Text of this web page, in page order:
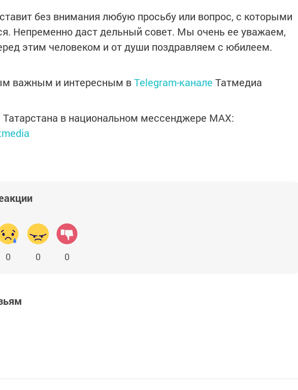
без внимания любую просьбу или вопрос, с которыми
Непременно даст дельный совет. Мы очень ее уважаем,
этим человеком и от души поздравляем с юбилеем.
важным и интересным вTelegram-канале Татмедиа
Татарстана в национальном мессенджере MАХ:
0 0 0